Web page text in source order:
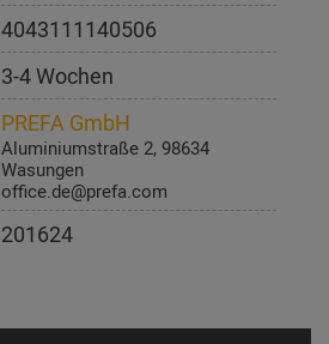
4043111140506
3-4 Wochen
PREFA GmbH
Aluminiumstraße 2, 98634
Wasungen
office.de@prefa.com
201624